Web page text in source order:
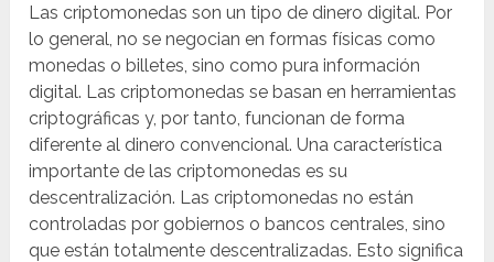
Las criptomonedas son un tipo de dinero digital. Por
lo general, no se negocian en formas físicas como
monedas o billetes, sino como pura información
digital. Las criptomonedas se basan en herramientas
criptográficas y, por tanto, funcionan de forma
diferente al dinero convencional. Una característica
importante de las criptomonedas es su
descentralización. Las criptomonedas no están
controladas por gobiernos o bancos centrales, sino
que están totalmente descentralizadas. Esto significa